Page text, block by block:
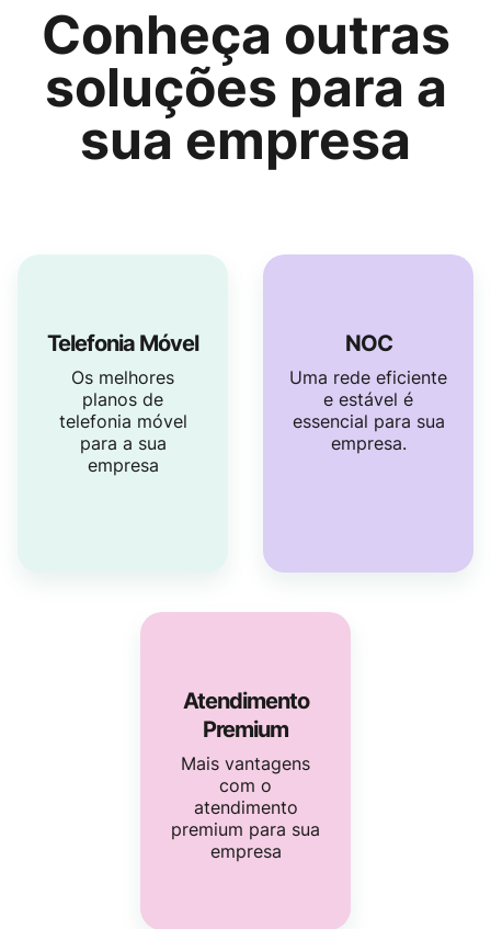
Conheça outras
soluções para a
sua empresa
Telefonia Móvel
Os melhores
planos de
telefonia móvel
para a sua
empresa
NOC
Uma rede eficiente
e estável é
essencial para sua
empresa.
Atendimento
Premium
Mais vantagens
com o
atendimento
premium para sua
empresa